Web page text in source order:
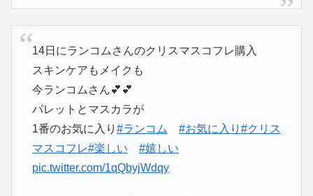
14日にランコムさんのクリスマスコフレ購入
スキンケアもメイクも
今ランコムさん💕💕
パレットとマスカラが
1番のお気に入り #ランコム #お気に入り #クリス
マスコフレ#楽しい
#嬉しい
pic.twitter.com/1qQbyjWdqy